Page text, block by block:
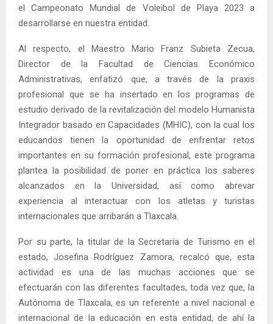
el Campeonato Mundial de Voleibol de Playa 2023 a
desarrollarse en nuestra entidad.
Al respecto, el Maestro Mario Franz Subieta Zecua,
Director de la Facultad de Ciencias Económico
Administrativas, enfatizó que, a través de la praxis
profesional que se ha insertado en los programas de
estudio derivado de la revitalización del modelo Humanista
Integrador basado en Capacidades (MHIC), con la cual los
educandos tienen la oportunidad de enfrentar retos
importantes en su formación profesional, este programa
plantea la posibilidad de poner en práctica los saberes
alcanzados en la Universidad, así como abrevar
experiencia al interactuar con los atletas y turistas
internacionales que arribarán a Tlaxcala.
Por su parte, la titular de la Secretaría de Turismo en el
estado, Josefina Rodríguez Zamora, recalcó que, esta
actividad es una de las muchas acciones que se
efectuarán con las diferentes facultades, toda vez que, la
Autónoma de Tlaxcala, es un referente a nivel nacional e
internacional de la educación en esta entidad, de ahí la